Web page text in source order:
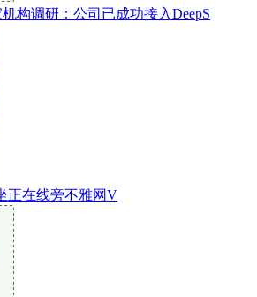
构调研：公司已成功接入DeepS
正在线旁不雅网V